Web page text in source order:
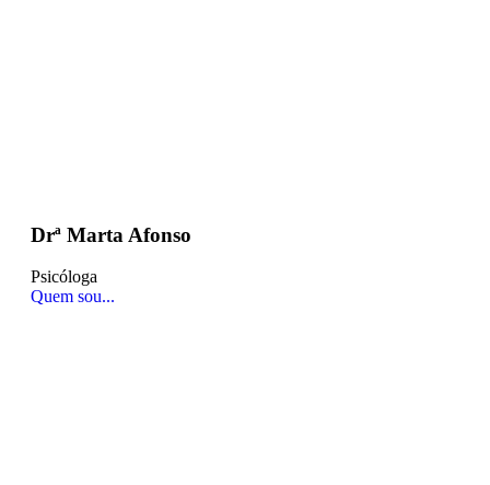
Drª Marta Afonso
Psicóloga
Quem sou...